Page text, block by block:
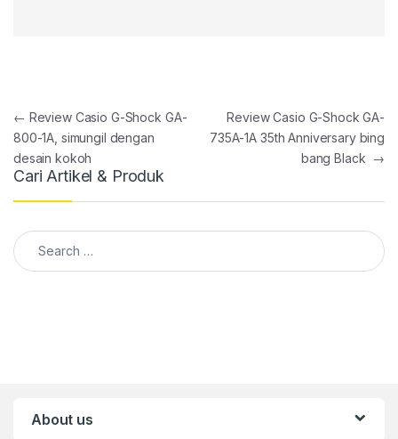
Post navigation
← Review Casio G-Shock GA-
800-1A, simungil dengan
desain kokoh
Review Casio G-Shock GA-
735A-1A 35th Anniversary bing
bang Black →
Cari Artikel & Produk
Search for:
About us